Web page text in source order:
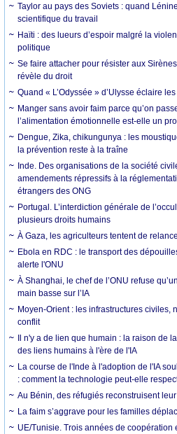
Taylor au pays des Soviets : quand
scientifique du travail
Haïti : des lueurs d’espoir malgré la
politique
Se faire attacher pour résister aux
révèle du droit
Quand « L’Odyssée » d’Ulysse éclaire
Manger sans avoir faim parce qu’on
l’alimentation émotionnelle est-elle un
Dengue, Zika, chikungunya : les
la prévention reste à la traîne
Inde. Des organisations de la société
amendements répressifs à la
étrangers des ONG
Portugal. L’interdiction générale de
plusieurs droits humains
À Gaza, les agriculteurs tentent de
Ebola en RDC : le transport des
alerte l'ONU
À Shanghai, le chef de l’ONU refuse
main basse sur l’IA
Moyen-Orient : les infrastructures civiles,
conflit
Il n'y a de lien que humain : la raison de
des liens humains à l'ère de l'IA
La course de l'Inde à l'adoption de l'IA
: comment la technologie peut-elle
Au Bénin, des réfugiés reconstruisent
La faim s’aggrave pour les familles
UE/Tunisie. Trois années de coopération